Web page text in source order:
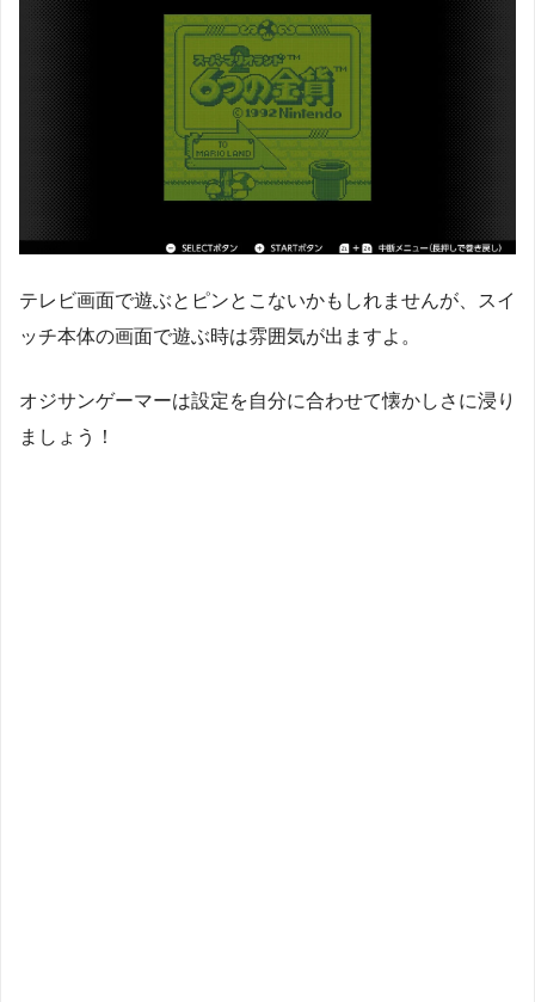
テレビ画面で遊ぶとピンとこないかもしれませんが、スイ
ッチ本体の画面で遊ぶ時は雰囲気が出ますよ。
オジサンゲーマーは設定を自分に合わせて懐かしさに浸り
ましょう！